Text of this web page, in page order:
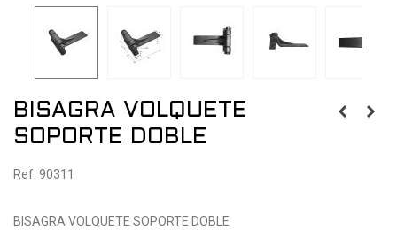
BISAGRA VOLQUETE
SOPORTE DOBLE
Ref: 90311
BISAGRA VOLQUETE SOPORTE DOBLE